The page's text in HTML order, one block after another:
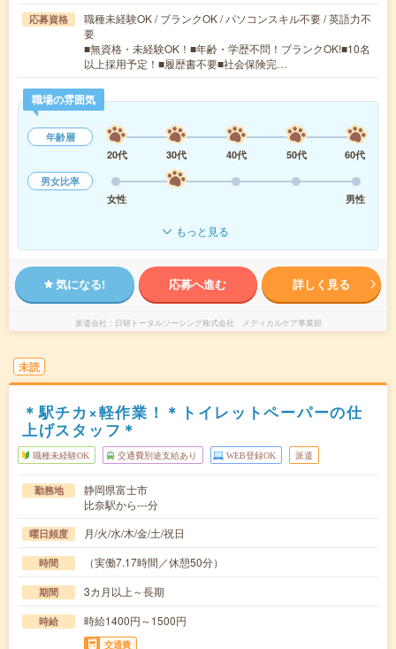
応募資格
職種未経験OK / ブランクOK / パソコンスキル不要 / 英語力不
要
■無資格・未経験OK！■年齢・学歴不問！ブランクOK!■10名
以上採用予定！■履歴書不要■社会保険完…
職場の雰囲気
年齢層
20代
30代 40代 50代
60代
男女比率
女性
男性
もっと見る
気になる! 応募へ進む 詳しく見る
派遣会社 日研トータルソーシング株式会社 メディカルケア事業部
未読
＊駅チカ×軽作業！＊トイレットペーパーの仕
上げスタッフ＊
職種未経験OK 交通費別途支給あり WEB登録OK 派遣
勤務地
静岡県富士市
比奈駅から---分
曜日頻度 月/火/水/木/金/土/祝日
時間 （実働7.17時間／休憩50分）
期間 3カ月以上～長期
時給 時給1400円～1500円
交通費